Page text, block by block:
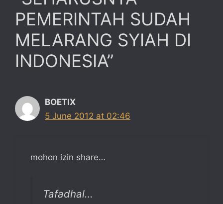
PEMERINTAH SUDAH
MELARANG SYIAH DI
INDONESIA”
BOETIX
5 June 2012 at 02:46
mohon izin share…
Tafadhal…